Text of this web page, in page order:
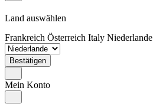
Land auswählen
Frankreich Österreich Italy Niederlande
Bestätigen
Mein Konto